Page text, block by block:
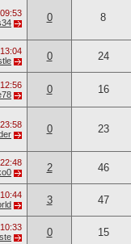
09:53
0 8
13:04
0 24
12:56
0 16
23:58
0 23
22:48
2 46
10:44
3 47
10:33
0 15